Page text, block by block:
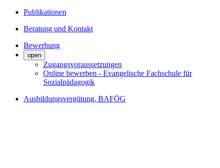
Publikationen
Beratung und Kontakt
Bewerbung
open
Zugangsvoraussetzungen
Online bewerben - Evangelische Fachschule für
Sozialpädagogik
Ausbildungsvergütung, BAFÖG